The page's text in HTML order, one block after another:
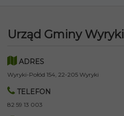
Urząd Gminy Wyryki
ADRES
Wyryki-Połód 154, 22-205 Wyryki
TELEFON
82 59 13 003